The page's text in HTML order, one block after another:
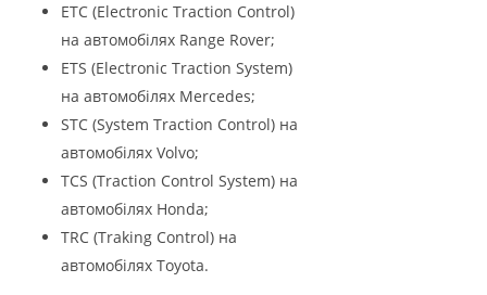
ETC (Electronic Traction Control)
на автомобілях Range Rover;
ETS (Electronic Traction System)
на автомобілях Mercedes;
STC (System Traction Control) на
автомобілях Volvo;
TCS (Traction Control System) на
автомобілях Honda;
TRC (Traking Control) на
автомобілях Toyota.